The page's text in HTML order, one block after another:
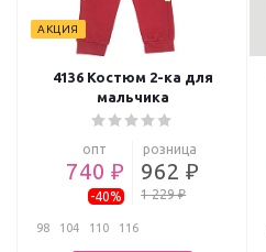
АКЦИЯ
4136 Костюм 2-ка для
мальчика
опт
740 ₽
-40%
розница
962 ₽
1 229 ₽
98 104 110 116